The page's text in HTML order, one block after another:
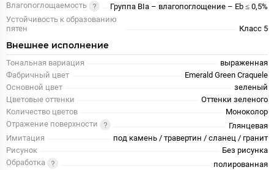
Влагопоглощаемость
Группа BIa – влагопоглощение – Eb ≤ 0,5%
Устойчивость к образованию
пятен
Класс 5
Внешнее исполнение
Тональная вариация
выраженная
Фабричный цвет
Emerald Green Craquele
Основной цвет
зеленый
Цветовые оттенки
Оттенки зеленого
Количество цветов
Моноколор
Отражение поверхности
Глянцевая
Имитация
под камень / травертин / сланец / гранит
Рисунок
Без рисунка
Обработка
полированная